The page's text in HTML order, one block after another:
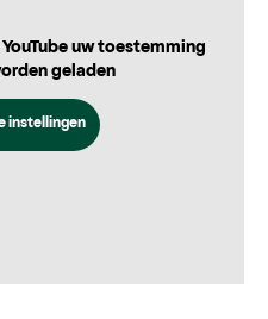
uw toestemming
geladen
instellingen